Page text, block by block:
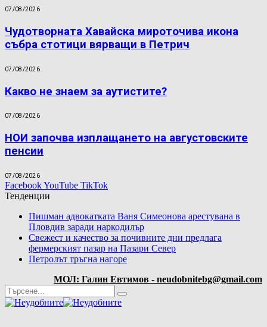
07/08/2026
Чудотворната Хавайска мироточива икона
събра стотици вярващи в Петрич
07/08/2026
Какво не знаем за аутистите?
07/08/2026
НОИ започва изплащането на августовските
пенсии
07/08/2026
FacebookYouTube TikTok
Тенденции
Пишман адвокатката Ваня Симеонова арестувана в
Пловдив заради наркодилър
Свежест и качество за почивните дни предлага
фермерският пазар на Пазари Север
Петролът тръгна нагоре
МОЛ: Галин Евтимов - neudobnitebg@gmail.com